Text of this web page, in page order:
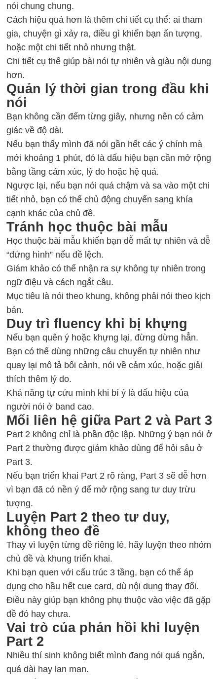
nói chung chung.
Cách hiệu quả hơn là thêm chi tiết cụ thể: ai tham
gia, chuyện gì xảy ra, điều gì khiến bạn ấn tượng,
hoặc một chi tiết nhỏ nhưng thật.
Chi tiết cụ thể giúp bài nói tự nhiên và giàu nội dung
hơn.
Quản lý thời gian trong đầu khi
nói
Bạn không cần đếm từng giây, nhưng nên có cảm
giác về độ dài.
Nếu bạn thấy mình đã nói gần hết các ý chính mà
mới khoảng 1 phút, đó là dấu hiệu bạn cần mở rộng
bằng tầng cảm xúc, lý do hoặc hệ quả.
Ngược lại, nếu bạn nói quá chậm và sa vào một chi
tiết nhỏ, bạn có thể chủ động chuyển sang khía
cạnh khác của chủ đề.
Tránh học thuộc bài mẫu
Học thuộc bài mẫu khiến bạn dễ mất tự nhiên và dễ
“đứng hình” nếu đề lệch.
Giám khảo có thể nhận ra sự không tự nhiên trong
ngữ điệu và cách ngắt câu.
Mục tiêu là nói theo khung, không phải nói theo kịch
bản.
Duy trì fluency khi bị khựng
Nếu bạn quên ý hoặc khựng lại, đừng dừng hẳn.
Bạn có thể dùng những câu chuyển tự nhiên như
quay lại mô tả bối cảnh, nói về cảm xúc, hoặc giải
thích thêm lý do.
Khả năng tự cứu mình khi bí ý là dấu hiệu của
người nói ở band cao.
Mối liên hệ giữa Part 2 và Part 3
Part 2 không chỉ là phần độc lập. Những ý bạn nói ở
Part 2 thường được giám khảo dùng để hỏi sâu ở
Part 3.
Nếu bạn triển khai Part 2 rõ ràng, Part 3 sẽ dễ hơn
vì bạn đã có nền ý để mở rộng sang tư duy trừu
tượng.
Luyện Part 2 theo tư duy,
không theo đề
Thay vì luyện từng đề riêng lẻ, hãy luyện theo nhóm
chủ đề và khung triển khai.
Khi bạn quen với cấu trúc 3 tầng, bạn có thể áp
dụng cho hầu hết cue card, dù nội dung thay đổi.
Điều này giúp bạn không phụ thuộc vào việc đã gặp
đề đó hay chưa.
Vai trò của phản hồi khi luyện
Part 2
Nhiều thí sinh không biết mình đang nói quá ngắn,
quá dài hay lan man.